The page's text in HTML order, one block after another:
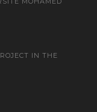
IN THE